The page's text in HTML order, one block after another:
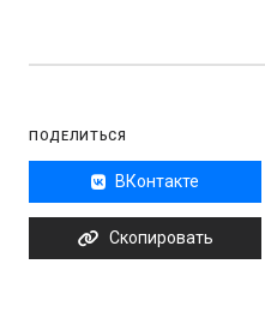
ПОДЕЛИТЬСЯ
ВКонтакте
Скопировать